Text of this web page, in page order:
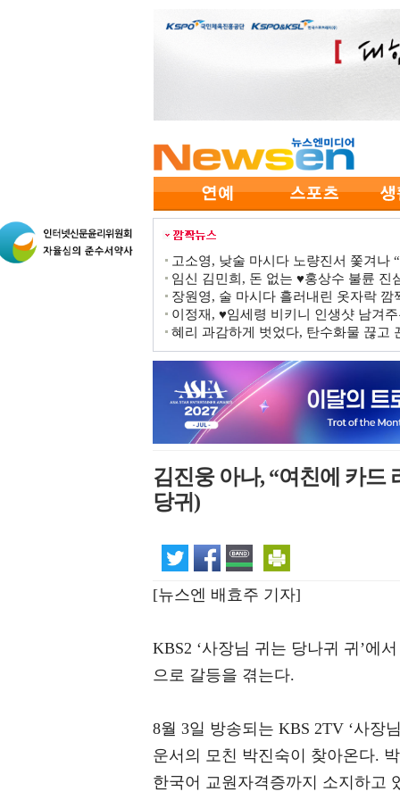
고소영, 낮술 마시다 노량진서 쫓겨나
임신 김민희, 돈 없는 ♥홍상수 불륜
장원영, 술 마시다 흘러내린 옷자락
이정재, ♥임세령 비키니 인생샷 남겨
혜리 과감하게 벗었다, 탄수화물 끊고
김진웅 아나, “여친에 카드
당귀)
[뉴스엔 배효주 기자]
KBS2 ‘사장님 귀는 당나귀 귀’에
으로 갈등을 겪는다.
8월 3일 방송되는 KBS 2TV ‘사장
운서의 모친 박진숙이 찾아온다.
한국어 교원자격증까지 소지하고